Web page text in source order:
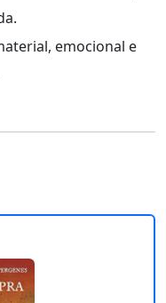
emocional e